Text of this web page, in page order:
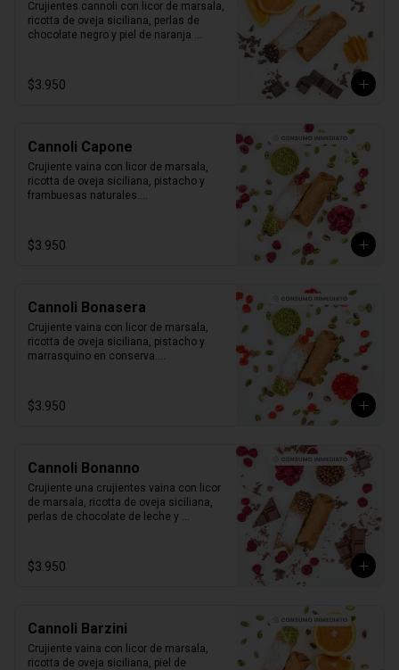
Crujientes cannoli con licor de marsala,
ricotta de oveja siciliana, perlas de
chocolate negro y piel de naranja
$3.950
Cannoli Capone
Crujiente vaina con licor de marsala,
ricotta de oveja siciliana, pistacho y
frambuesas naturales.
$3.950
Cannoli Bonasera
Crujiente vaina con licor de marsala,
ricotta de oveja siciliana, pistacho y
marrasquino en conserva.
$3.950
Cannoli Bonanno
Crujiente una crujientes vaina con licor
de marsala, ricotta de oveja siciliana,
perlas de chocolate de leche y
$3.950
Cannoli Barzini
Crujiente vaina con licor de marsala,
ricotta de oveja siciliana, piel de